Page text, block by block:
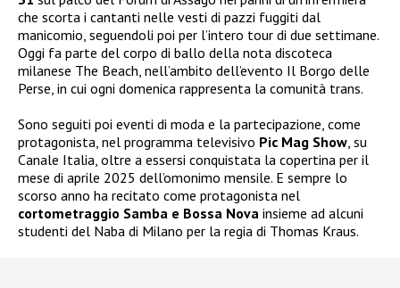
che scorta i cantanti nelle vesti di pazzi fuggiti dal
manicomio, seguendoli poi per l’intero tour di due settimane.
Oggi fa parte del corpo di ballo della nota discoteca
milanese The Beach, nell’ambito dell’evento Il Borgo delle
Perse, in cui ogni domenica rappresenta la comunità trans.
Sono seguiti poi eventi di moda e la partecipazione, come
protagonista, nel programma televisivo Pic Mag Show, su
Canale Italia, oltre a essersi conquistata la copertina per il
mese di aprile 2025 dell’omonimo mensile. E sempre lo
scorso anno ha recitato come protagonista nel
cortometraggio Samba e Bossa Nova insieme ad alcuni
studenti del Naba di Milano per la regia di Thomas Kraus.